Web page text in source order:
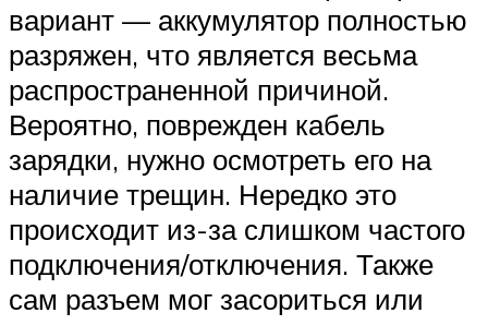
вариант — аккумулятор полностью
разряжен, что является весьма
распространенной причиной.
Вероятно, поврежден кабель
зарядки, нужно осмотреть его на
наличие трещин. Нередко это
происходит из-за слишком частого
подключения/отключения. Также
сам разъем мог засориться или